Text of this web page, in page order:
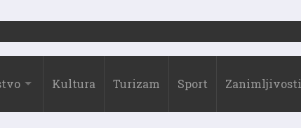
19:10
Kultura Turizam Sport Zanimljivosti